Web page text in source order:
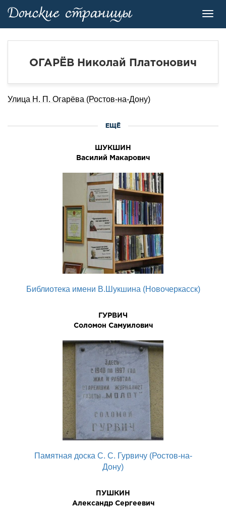
ОГАРЁВ Николай Платонович
Улица Н. П. Огарёва (Ростов-на-Дону)
ЕЩЁ
ШУКШИН
Василий Макарович
Библиотека имени В.Шукшина (Новочеркасск)
ГУРВИЧ
Соломон Самуилович
Памятная доска С. С. Гурвичу (Ростов-на-
Дону)
ПУШКИН
Александр Сергеевич